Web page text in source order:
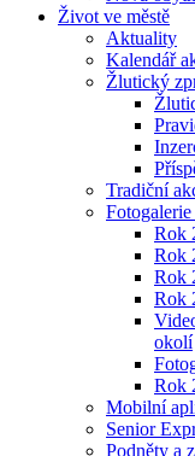
Život ve městě
Aktuality
Kalendář
Žlutický
Tradiční
Rok
Rok
Rok
Rok
okolí
Rok
Mobilní
Senior
Podněty a